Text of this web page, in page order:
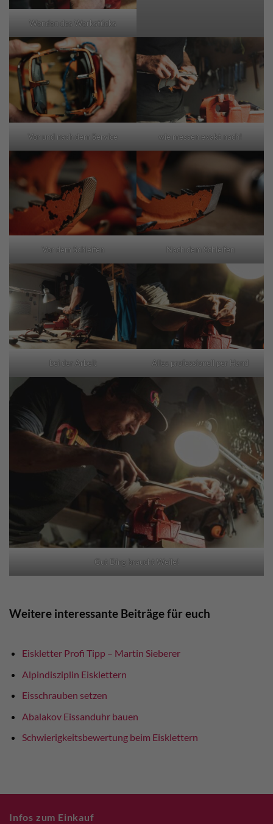
Wenden des Werkstücks
Vor und nach dem Service wie messen exakt nach!
Vor dem Schleifen Nach dem Schleifen
bei der Arbeit Alles professionell per Hand
Gut Ding braucht Weile!
Weitere interessante Beiträge für euch
Eiskletter Profi Tipp – Martin Sieberer
Alpindisziplin Eisklettern
Eisschrauben setzen
Abalakov Eissanduhr bauen
Schwierigkeitsbewertung beim Eisklettern
Infos zum Einkauf